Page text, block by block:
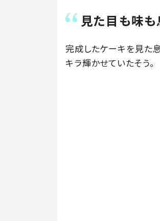
見た目も味も
完成したケーキを見た息
キラ輝かせていたそう。